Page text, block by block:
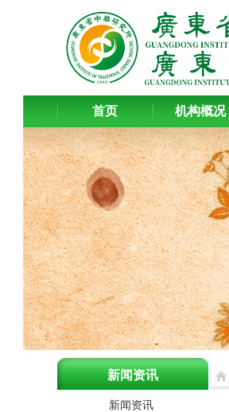
首页 机构概况
新闻资讯
新闻资讯
三伏将至，养生正当时 广东省
中药研究所联合健乐计划、李
惠东教授 携手广东珠江频道，
关于推荐申报2025年广东省科